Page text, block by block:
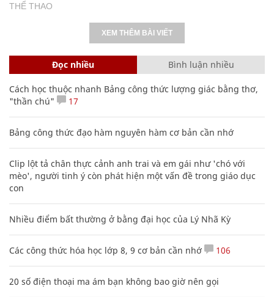
THỂ THAO
XEM THÊM BÀI VIẾT
Đọc nhiều Bình luận nhiều
Cách học thuộc nhanh Bảng công thức lượng giác bằng thơ,
"thần chú"
17
Bảng công thức đạo hàm nguyên hàm cơ bản cần nhớ
Clip lột tả chân thực cảnh anh trai và em gái như 'chó với
mèo', người tinh ý còn phát hiện một vấn đề trong giáo dục
con
Nhiều điểm bất thường ở bằng đại học của Lý Nhã Kỳ
Các công thức hóa học lớp 8, 9 cơ bản cần nhớ 106
20 số điện thoại ma ám bạn không bao giờ nên gọi